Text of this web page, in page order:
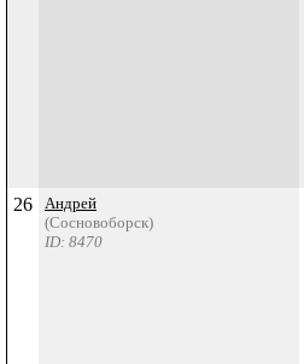
26
Андрей
(Сосновоборск)
ID: 8470